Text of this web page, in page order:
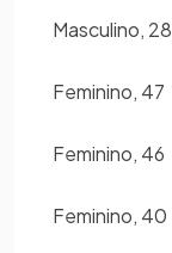
Masculino, 28
Feminino, 47
Feminino, 46
Feminino, 40